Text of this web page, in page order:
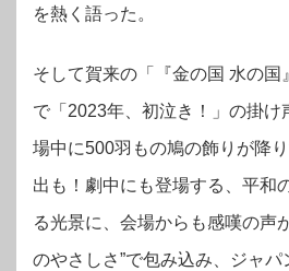
を熱く語った。
そして賀来の「『金の国 水の国
で「2023年、初泣き！」の掛け
場中に500羽もの鳩の飾りが降
出も！劇中にも登場する、平和
る光景に、会場からも感嘆の声
のやさしさ”で包み込み、ジャ